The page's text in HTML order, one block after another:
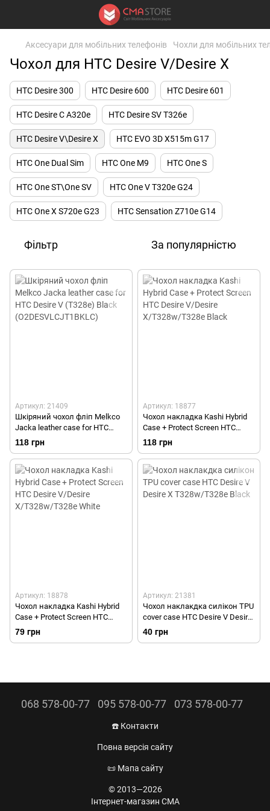
Аксесуари для мобільних телефонів Чохли для мобільних
Чохол для HTC Desire V/Desire X
HTC Desire 300 HTC Desire 600 HTC Desire 601
HTC Desire C A320e HTC Desire SV T326e
HTC Desire V\Desire X HTC EVO 3D X515m G17
HTC One Dual Sim HTC One M9 HTC One S
HTC One ST\One SV HTC One V T320e G24
HTC One X S720e G23 HTC Sensation Z710e G14
Фільтр За популярністю
Артикул: 21409
Шкіряний чохол фліп Melkco
Jacka leather case for HTC
Desire V (T328e) Black
(O2DESVLCJT1BKLC)
118 грн
Артикул: 18877
Чохол накладка Kashi Hybrid
Case + Protect Screen HTC
Desire V/Desire X/T328w/T328e
118 грн
Артикул: 18878
Чохол накладка Kashi Hybrid
Case + Protect Screen HTC
Desire V/Desire X/T328w/T328e
White
79 грн
Артикул: 21381
Чохол наклакдка силікон TPU
cover case HTC Desire V Desire
X T328w/T328e Black
40 грн
068 578-00-77 095 578-00-77 073 578-00-77
☎️ Контакти
Повна версія сайту
📜 Мапа сайту
© 2013—2026
Інтернет-магазин CMA